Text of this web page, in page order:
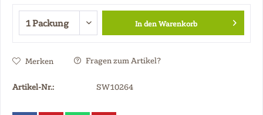
In denWarenkorb
Merken Fragen zum Artikel?
Artikel-Nr.: SW10264